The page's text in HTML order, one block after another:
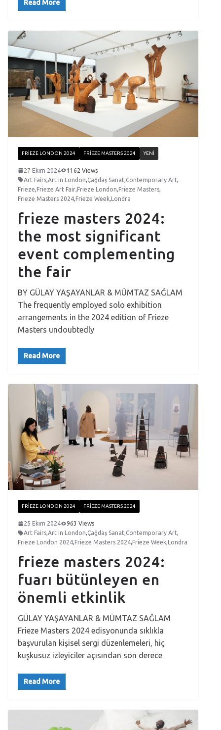
Read More
FRIEZE LONDON 2024 FRIEZE MASTERS 2024 YENI
27 Ekim 2024
1162 Views
Art Fairs,Art in London,Çağdaş Sanat,Contemporary Art,
Frieze,Frieze Art Fair,Frieze London,Frieze Masters,
Frieze Masters 2024,Frieze Week,Londra
frieze masters 2024:
the most significant
event complementing
the fair
BY GÜLAY YAŞAYANLAR & MÜMTAZ SAĞLAM
The frequently employed solo exhibition
arrangements in the 2024 edition of Frieze
Masters undoubtedly
Read More
FRIEZE LONDON 2024 FRIEZE MASTERS 2024
25 Ekim 2024
963 Views
Art Fairs,Art in London,Çağdaş Sanat,Contemporary Art,
Frieze London 2024, Frieze Masters 2024, Frieze Week, Londra
frieze masters 2024:
fuarı bütünleyen en
önemli etkinlik
GÜLAY YAŞAYANLAR & MÜMTAZ SAĞLAM
Frieze Masters 2024 edisyonunda sıklıkla
başvurulan kişisel sergi düzenlemeleri, hiç
kuşkusuz izleyiciler açısından son derece
Read More